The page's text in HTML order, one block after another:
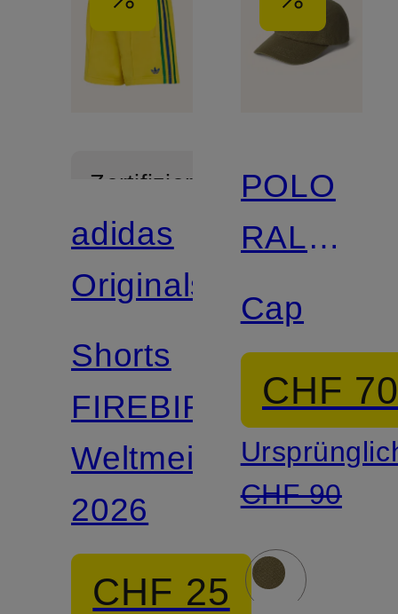
Zertifiziert
adidas
Originals
Shorts
FIREBIRD
Weltmeisterschaft
2026
CHF 25
POLO
RALPH
LAUREN
Cap
CHF
CHF 90